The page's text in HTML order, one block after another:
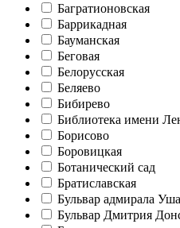
Багратионовская
Баррикадная
Бауманская
Беговая
Белорусская
Беляево
Бибирево
Библиотека имени
Борисово
Боровицкая
Ботанический сад
Братиславская
Бульвар адмирала
Бульвар Дмитрия